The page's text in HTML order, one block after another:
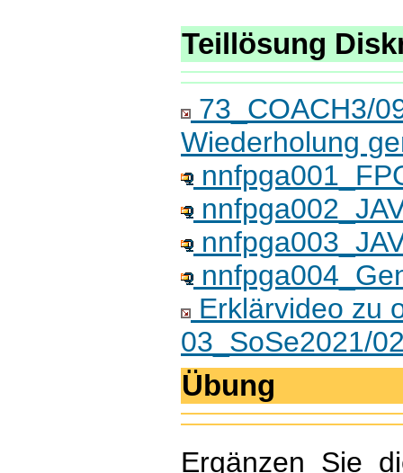
Teillösung
73_COACH3/
Wiederholung
Erklärvideo zu
03_SoSe2021/
Übung
Ergänzen Sie